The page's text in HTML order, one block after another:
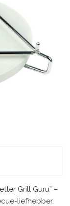
Grill Guru” –
liefhebber.